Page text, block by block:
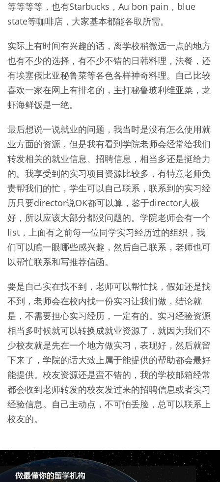
等等等等，也有Starbucks，Au bon pain，blue
state等咖啡店，大家基本都能各取所需。
实际上有时间有兴趣的话，离学校稍微远一点的地方
也有不少的选择，有不少不错的日韩料理，法餐，还
有埃塞俄比亚秘鲁菜等各色各样神奇料理。自己比较
喜欢一家在网上有排名的，主打秘鲁玻利维亚菜，龙
虾海鲜饭是一绝。
最后想说一说就业的问题，我当时是没有怎么使用就
业方面的资源，但是我有看到学院老师会经常给我们
转发相关的就业信息、招聘信息，相当多还是挺给力
的。我享受到的实习项目资源比较多，有特意老师负
责帮我们的忙，学生可以自己联系，联系到的实习经
历只要director说OK都可以算，鉴于director人极
好，所以应该大部分都没问题的。学院老师会有一个
list，上面有之前每一位同学实习经历过的组织，我
们可以瞧一眼哪些感兴趣，然后自己联系，老师也可
以帮忙联系和写推荐信函。
要是自己实在找不到，老师可以帮忙找，假如还是找
不到，老师会在校内找一份实习让我们做，结论就
是，不需要担心实习经历，一定有的。实习经验资源
相当多时候就可以转换成就业资源了，就因为我们不
少校友就是先在一个地方做实习，表现好，然后就留
下来了，学院的话大致上属于能提供的帮助都会最好
能提供。校友资源还是蛮不错的，我的学校邮箱经常
都会收到老师转发的校友发过来的招聘信息或者实习
经验信息。自己主动点，不可怕丢脸，总可以联系上
校友的。